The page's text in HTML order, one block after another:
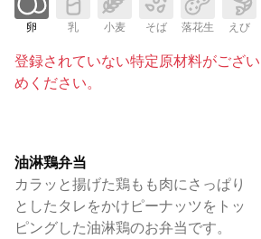
卵 乳 小麦 そば 落花生 えび
登録されていない特定原材料がござ
めください。
油淋鶏弁当
カラッと揚げた鶏もも肉にさっぱり
としたタレをかけピーナッツをトッ
ピングした油淋鶏のお弁当です。